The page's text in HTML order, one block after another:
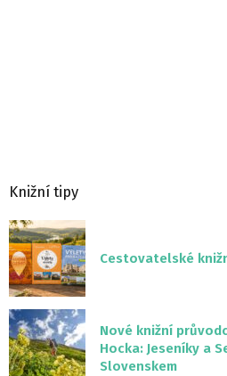
Knižní tipy
Cestovatelské
Nové knižní
Hocka: Jeseníky a
Slovenskem